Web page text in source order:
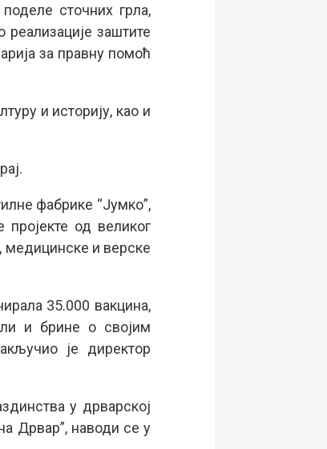
сточних грла,
заштите
за правну помоћ
и историју, као и
фабрике “Јумко”,
од великог
медицинске и верске
35.000 вакцина,
и брине о својим
је директор
у дрварској
Дрвар”, наводи се у